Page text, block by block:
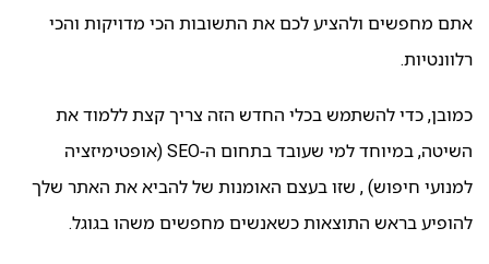
אתם מחפשים ולהציע לכם את התשובות הכי מדויקות והכי
רלוונטיות.
כמובן, כדי להשתמש בכלי החדש הזה צריך קצת ללמוד את
השיטה, במיוחד למי שעובד בתחום ה-SEO (אופטימיזציה
למנועי חיפוש) , שזו בעצם האומנות של להביא את האתר שלך
להופיע בראש התוצאות כשאנשים מחפשים משהו בגוגל.